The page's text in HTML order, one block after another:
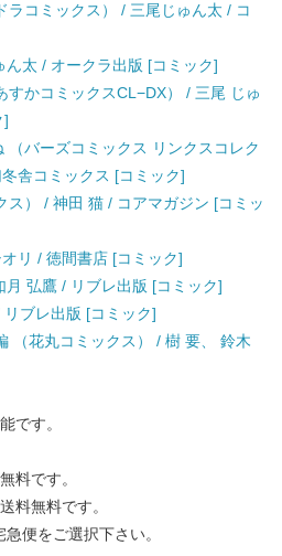
ラコミックス） / 三尾じゅん太 / コ
太 / オークラ出版 [コミック]
すかコミックスCL−DX） / 三尾 じゅ
]
（バーズコミックス リンクスコレク
舎コミックス [コミック]
ス） / 神田 猫 / コアマガジン [コミッ
リ / 徳間書店 [コミック]
弘鷹 / リブレ出版 [コミック]
ブレ出版 [コミック]
（花丸コミックス） / 樹 要、 鈴木
です。
料です。
料無料です。
便をご選択下さい。